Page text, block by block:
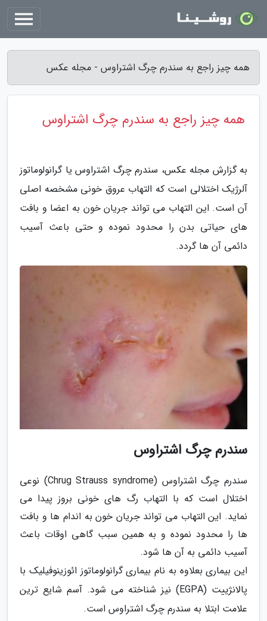
همه چیز راجع به سندرم چرگ اشتراوس - مجله عکس
همه چیز راجع به سندرم چرگ اشتراوس
به گزارش مجله عکس، سندرم چرگ اشتراوس یا گرانولوماتوز
آلرژیک اختلالی است که التهاب عروق خونی مشخصه اصلی
آن است. این التهاب می تواند جریان خون به اعضا و بافت
های حیاتی بدن را محدود نموده و حتی باعث آسیب
دائمی آن ها گردد.
سندرم چرگ اشتراوس
سندرم چرگ اشتراوس (Chrug Strauss syndrome) نوعی
اختلال است که با التهاب رگ های خونی بروز پیدا می
نماید. این التهاب می تواند جریان خون به اندام ها و بافت
ها را محدود نموده و به همین سبب گاهی اوقات باعث
آسیب دائمی به آن ها شود.
این بیماری بعلاوه به نام بیماری گرانولوماتوز ائوزینوفیلیک با
پالانژییت (EGPA) نیز شناخته می شود. آسم شایع ترین
علامت ابتلا به سندرم چرگ اشتراوس است.